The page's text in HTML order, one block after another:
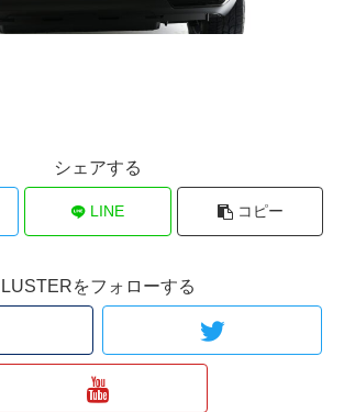
シェアする
LINE コピー
LUSTERをフォローする